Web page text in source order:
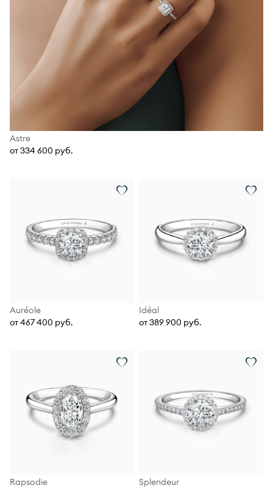
Astre
от 334 600 руб.
Auréole
от 467 400 руб.
Idéal
от 389 900 руб.
Rapsodie
Splendeur